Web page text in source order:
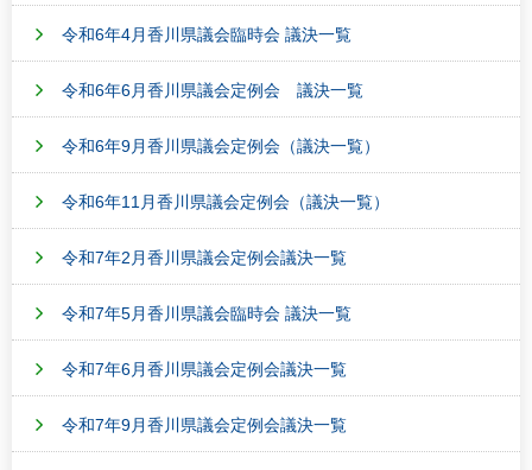
令和6年4月香川県議会臨時会 議決一覧
令和6年6月香川県議会定例会 議決一覧
令和6年9月香川県議会定例会（議決一覧）
令和6年11月香川県議会定例会（議決一覧）
令和7年2月香川県議会定例会議決一覧
令和7年5月香川県議会臨時会 議決一覧
令和7年6月香川県議会定例会議決一覧
令和7年9月香川県議会定例会議決一覧